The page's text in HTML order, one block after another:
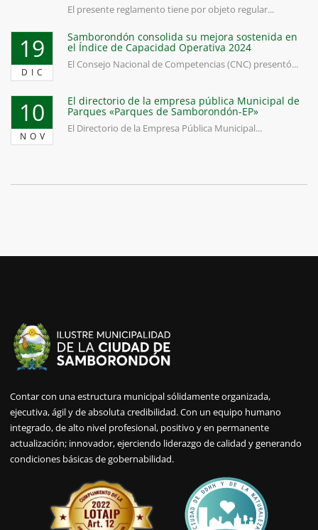
El presente reglamento tiene por objeto regular...
19
DIC
Samborondón consolida su mejora sostenida en
el Índice de Capacidad Operativa 2024
El Consejo Nacional de Competencias (CNC) presentó...
10
NOV
El directorio de la empresa pública Municipal de
Parques «Parques de Samborondón-EP»
El Directorio de la Empresa Pública Municipal...
Contar con una estructura municipal sólidamente organizada,
ejecutiva, ágil y de absoluta credibilidad. Con un equipo humano
integrado, de alto nivel profesional, positivo y en permanente
actualización; innovador, ejerciendo liderazgo de calidad y generando
condiciones básicas de gobernabilidad.